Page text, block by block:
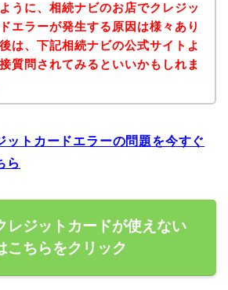
うに、相続ナビのお店でクレジッ
ドエラーが発生する原因は様々あり
は、下記相続ナビの公式サイトよ
質問されてみるといいかもしれま
ットカードエラーの問題を今すぐ
ら
レジットカードが使えない
こちらをクリック